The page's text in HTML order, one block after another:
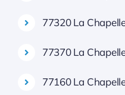
77320 La
77370 La
77160 La